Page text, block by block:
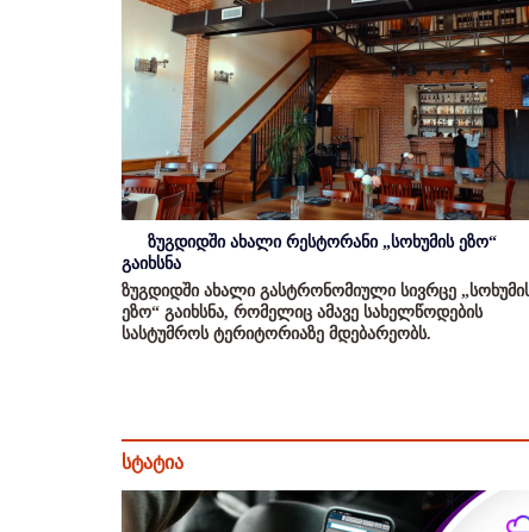
ზუგდიდში ახალი რესტორანი „სოხუმის ეზო“
გაიხსნა
ზუგდიდში ახალი გასტრონომიული სივრცე
ეზო“ გაიხსნა, რომელიც ამავე სახელწოდების
სასტუმროს ტერიტორიაზე მდებარეობს.
სტატია